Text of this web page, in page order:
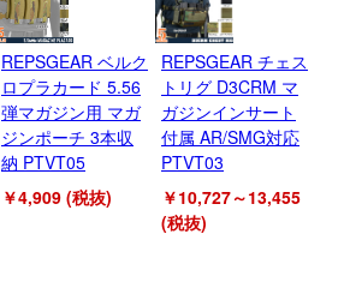
REPSGEAR ベルク
ロプラカード 5.56
弾マガジン用 マガ
ジンポーチ 3本収
納 PTVT05
￥4,909 (税抜)
REPSGEAR チェス
トリグ D3CRM マ
ガジンインサート
付属 AR/SMG対応
PTVT03
￥10,727～13,455
(税抜)